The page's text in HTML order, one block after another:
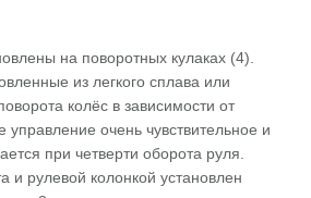
на поворотных кулаках (4).
из легкого сплава или
колёс в зависимости от
управление очень чувствительное и
при четверти оборота руля.
и рулевой колонкой установлен